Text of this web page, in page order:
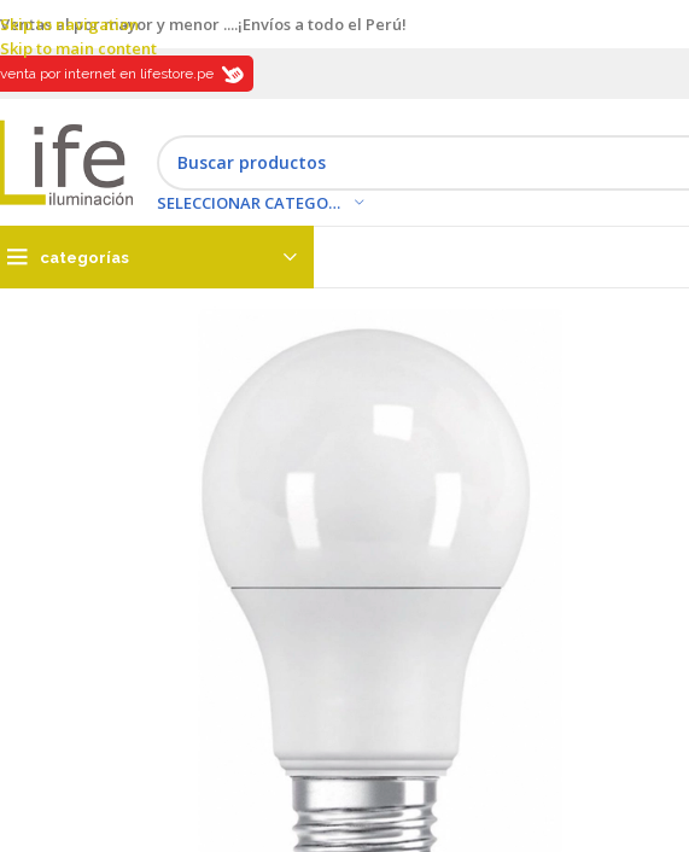
Skip to navigation
Skip to main content
Ventas al por mayor y menor ....¡Envíos a todo el Perú!
venta por internet en lifestore.pe
SELECCIONAR CATEGORÍA
categorías